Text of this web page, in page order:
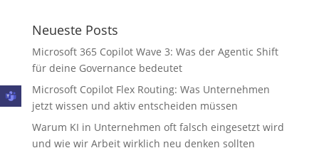
Neueste Posts
Microsoft 365 Copilot Wave 3: Was der Agentic Shift
für deine Governance bedeutet
Microsoft Copilot Flex Routing: Was Unternehmen
jetzt wissen und aktiv entscheiden müssen
Warum KI in Unternehmen oft falsch eingesetzt wird
und wie wir Arbeit wirklich neu denken sollten